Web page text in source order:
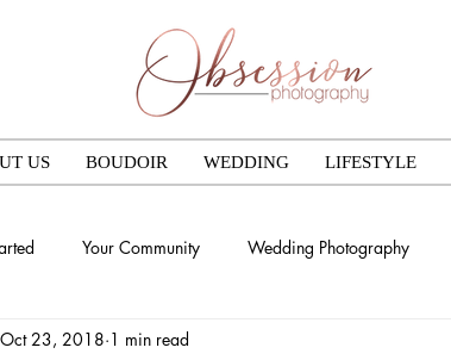
US BOUDOIR WEDDING LIFESTYLE
Your Community Wedding Photography
Oct 23, 2018 1 min read